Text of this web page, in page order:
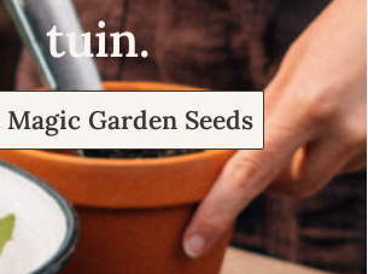
tuin.
Garden Seeds